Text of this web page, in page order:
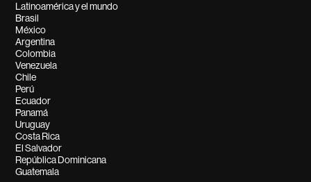
Latinoamérica y el mundo
Brasil
México
Argentina
Colombia
Venezuela
Chile
Perú
Ecuador
Panamá
Uruguay
Costa Rica
El Salvador
República Dominicana
Guatemala